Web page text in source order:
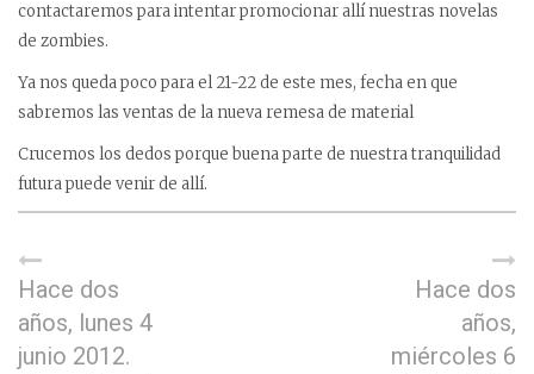
contactaremos para intentar promocionar allí nuestras novelas
de zombies.
Ya nos queda poco para el 21-22 de este mes, fecha en que
sabremos las ventas de la nueva remesa de material
Crucemos los dedos porque buena parte de nuestra tranquilidad
futura puede venir de allí.
Hace dos
años, lunes 4
junio 2012.
Hace dos
años,
miércoles 6